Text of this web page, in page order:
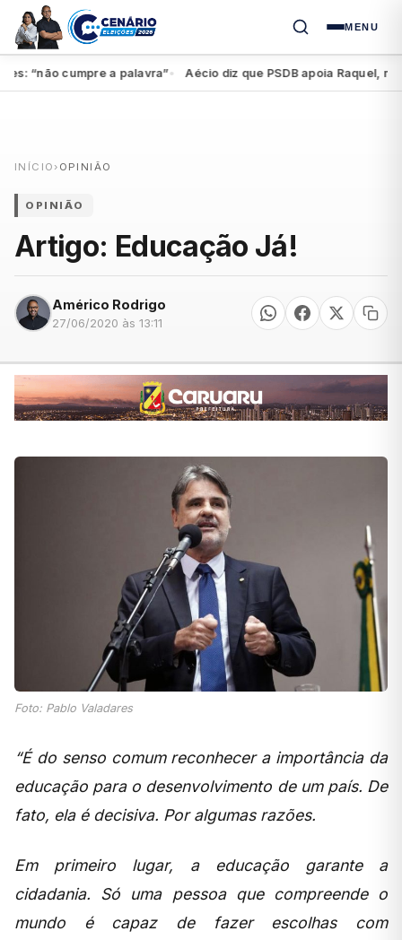
MENU
cumpre a palavra”● Aécio diz que PSDB apoia Raquel, mas
INÍCIO › OPINIÃO
OPINIÃO
Artigo: Educação Já!
Américo Rodrigo
27/06/2020 às 13:11
Foto: Pablo Valadares
“É do senso comum reconhecer a importância da
educação para o desenvolvimento de um país. De
fato, ela é decisiva. Por algumas razões.
Em primeiro lugar, a educação garante a
cidadania. Só uma pessoa que compreende o
mundo é capaz de fazer escolhas com